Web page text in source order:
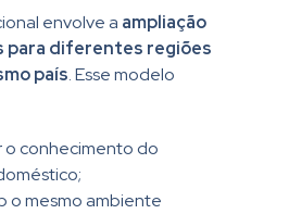
envolve a ampliação
para diferentes regiões
país. Esse modelo
o conhecimento do
o mesmo ambiente